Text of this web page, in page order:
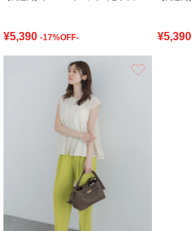
¥5,390 -17%OFF- ¥5,390